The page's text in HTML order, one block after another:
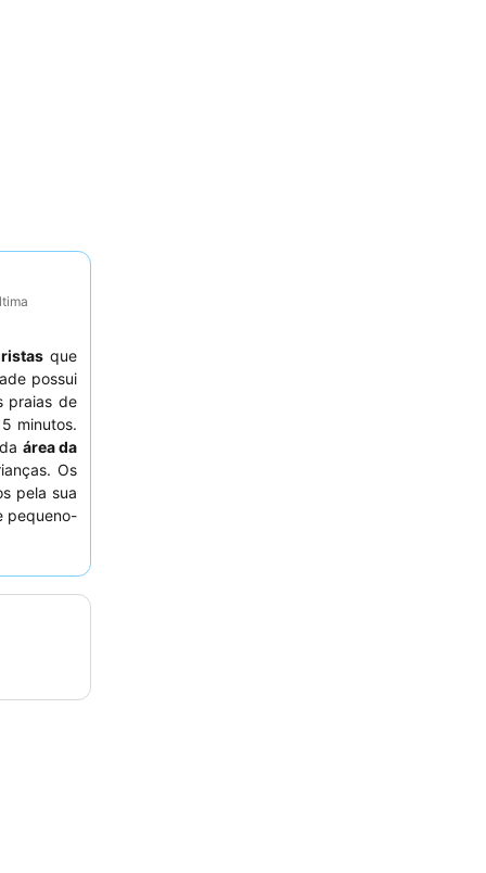
que
possui
praias de
minutos.
área da
Os
pela sua
pequeno-